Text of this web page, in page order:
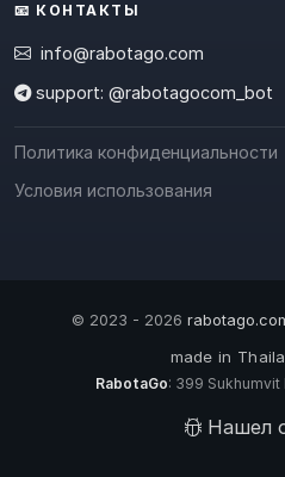
📧 КОНТАКТЫ
info@rabotago.com
support: @rabotagocom_bot
Политика конфиденциальности
Условия использования
© 2023 - 2026
made in
RabotaGo: 399 Sukhumvit
Нашел